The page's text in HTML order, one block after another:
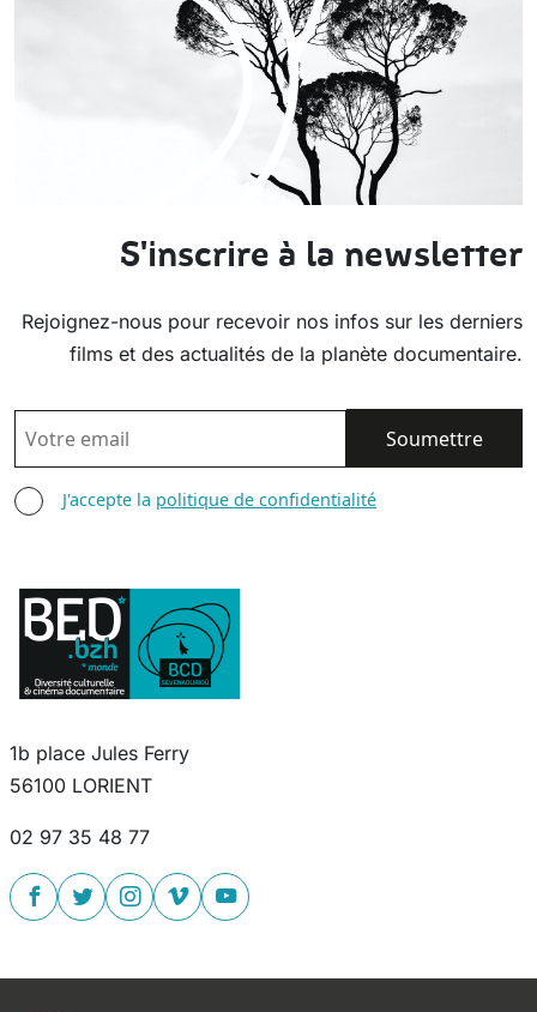
S'inscrire à la newsletter
Rejoignez-nous pour recevoir nos infos sur les derniers
films et des actualités de la planète documentaire.
EMAIL
AGREE TERMS
J'accepte la politique de confidentialité
1b place Jules Ferry
56100 LORIENT
02 97 35 48 77